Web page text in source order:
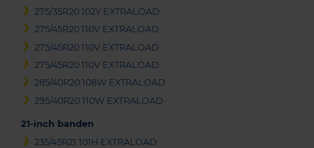
275/35R20 102Y EXTRALOAD
275/45R20 110V EXTRALOAD
275/45R20 110V EXTRALOAD
275/45R20 110V EXTRALOAD
285/40R20 108W EXTRALOAD
295/40R20 110W EXTRALOAD
21-inch banden
235/45R21 101H EXTRALOAD